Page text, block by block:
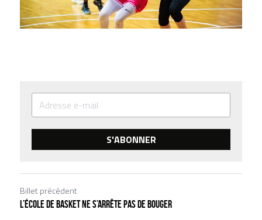
S'ABONNER
Billet précédent
L’école de basket ne s’arrête pas de bouger